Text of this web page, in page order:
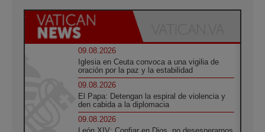
09.08.2026
Iglesia en Ceuta convoca a una vigilia de
oración por la paz y la estabilidad
09.08.2026
El Papa: Detengan la espiral de violencia y
den cabida a la diplomacia
09.08.2026